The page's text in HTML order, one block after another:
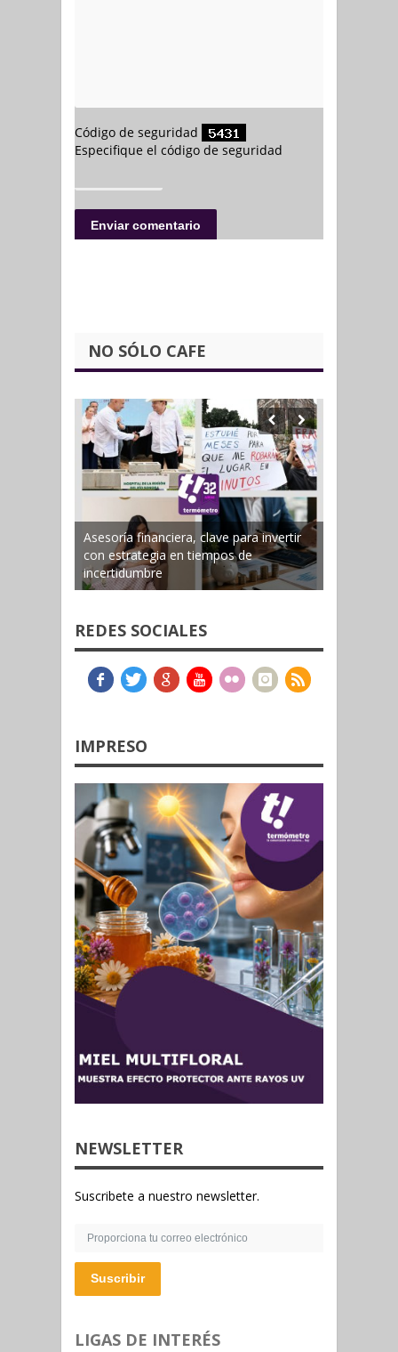
NO SÓLO CAFE
Asesoría financiera, clave para invertir
con estrategia en tiempos de
incertidumbre
REDES SOCIALES
IMPRESO
NEWSLETTER
Suscribete a nuestro newsletter.
Suscribir
LIGAS DE INTERÉS